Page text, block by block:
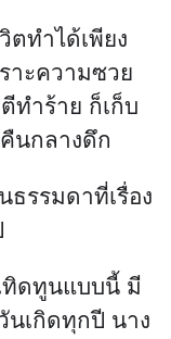
ทำได้เพียง
าะความซวย
ทำร้าย ก็เก็บ
นกลางดึก
ธรรมดาที่เรื่อง
ทิดทูนแบบนี้ มี
เกิดทุกปี นาง